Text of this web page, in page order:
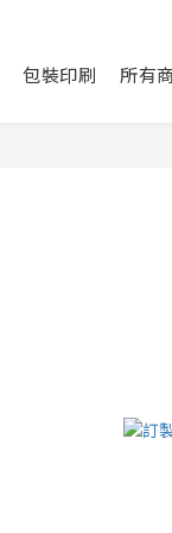
包裝印刷 所有